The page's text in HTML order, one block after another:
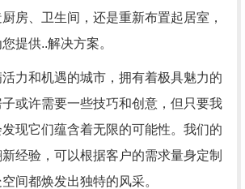
房、卫生间，还是重新布置起居室，
提供..解决方案。
力和机遇的城市，拥有着极具魅力的
子或许需要一些技巧和创意，但只要我
现它们蕴含着无限的可能性。我们的
经验，可以根据客户的需求量身定制
间都焕发出独特的风采。